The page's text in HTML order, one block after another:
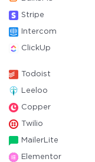
Stripe
Intercom
ClickUp
Todoist
Leeloo
Copper
Twilio
MailerLite
Elementor